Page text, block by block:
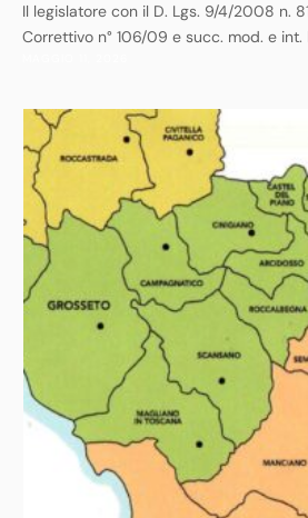
Il legislatore con il D. Lgs. 9/4/2008 n.
Correttivo n° 106/09 e succ. mod. e
progettazione (CSP)al quale affidare la
sicurezza nei …